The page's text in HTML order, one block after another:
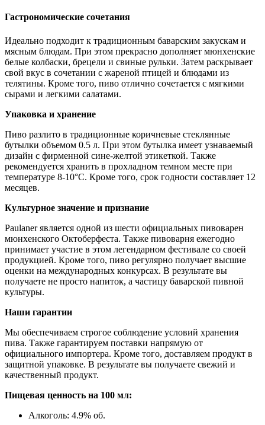
Гастрономические сочетания
Идеально подходит к традиционным баварским закускам и
мясным блюдам. При этом прекрасно дополняет мюнхенские
белые колбаски, брецели и свиные рульки. Затем раскрывает
свой вкус в сочетании с жареной птицей и блюдами из
телятины. Кроме того, пиво отлично сочетается с мягкими
сырами и легкими салатами.
Упаковка и хранение
Пиво разлито в традиционные коричневые стеклянные
бутылки объемом 0.5 л. При этом бутылка имеет узнаваемый
дизайн с фирменной сине-желтой этикеткой. Также
рекомендуется хранить в прохладном темном месте при
температуре 8-10°C. Кроме того, срок годности составляет 12
месяцев.
Культурное значение и признание
Paulaner является одной из шести официальных пивоварен
мюнхенского Октоберфеста. Также пивоварня ежегодно
принимает участие в этом легендарном фестивале со своей
продукцией. Кроме того, пиво регулярно получает высшие
оценки на международных конкурсах. В результате вы
получаете не просто напиток, а частицу баварской пивной
культуры.
Наши гарантии
Мы обеспечиваем строгое соблюдение условий хранения
пива. Также гарантируем поставки напрямую от
официального импортера. Кроме того, доставляем продукт в
защитной упаковке. В результате вы получаете свежий и
качественный продукт.
Пищевая ценность на 100 мл:
Алкоголь: 4.9% об.